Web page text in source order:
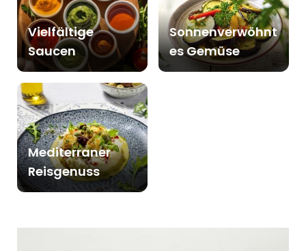
Vielfältige
Saucen
Sonnenverwöhnt
es Gemüse
Mediterraner
Reisgenuss